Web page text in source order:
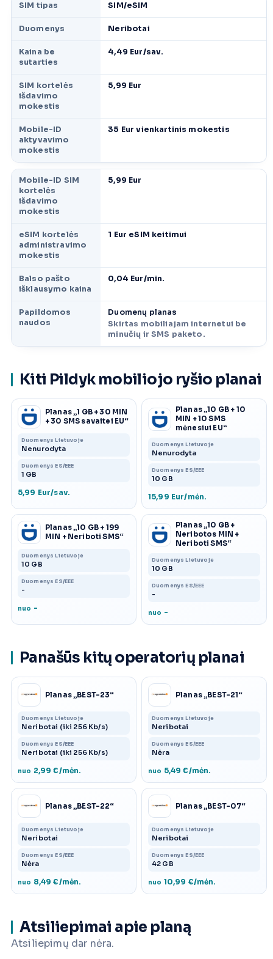
SIM tipas SIM/eSIM
Duomenys Neribotai
Kaina be
sutarties
4,49 Eur/sav.
SIM kortelės
išdavimo
mokestis
5,99 Eur
Mobile-ID
aktyvavimo
mokestis
35 Eur vienkartinis mokestis
Mobile-ID SIM
kortelės
išdavimo
mokestis
5,99 Eur
eSIM kortelės
administravimo
mokestis
1 Eur eSIM keitimui
Balso pašto
išklausymo kaina
0,04 Eur/min.
Papildomos
naudos
Duomenų planas
Skirtas mobiliajam internetui be
minučių ir SMS paketo.
Kiti Pildyk mobiliojo ryšio planai
Planas „1 GB + 30 MIN
+ 30 SMS savaitei EU“
Duomenys Lietuvoje
Nenurodyta
Duomenys ES/EEE
1 GB
5,99 Eur/sav.
Planas „10 GB + 10
MIN + 10 SMS
mėnesiui EU“
Duomenys Lietuvoje
Nenurodyta
Duomenys ES/EEE
10 GB
15,99 Eur/mėn.
Planas „10 GB + 199
MIN + Neriboti SMS“
Duomenys Lietuvoje
10 GB
Duomenys ES/EEE
-
nuo -
Planas „10 GB +
Neribotos MIN +
Neriboti SMS“
Duomenys Lietuvoje
10 GB
Duomenys ES/EEE
-
nuo -
Panašūs kitų operatorių planai
Planas „BEST-23“
Duomenys Lietuvoje
Neribotai (iki 256 Kb/s)
Duomenys ES/EEE
Neribotai (iki 256 Kb/s)
nuo 2,99 €/mėn.
Planas „BEST-21“
Duomenys Lietuvoje
Neribotai
Duomenys ES/EEE
Nėra
nuo 5,49 €/mėn.
Planas „BEST-22“
Duomenys Lietuvoje
Neribotai
Duomenys ES/EEE
Nėra
nuo 8,49 €/mėn.
Planas „BEST-07“
Duomenys Lietuvoje
Neribotai
Duomenys ES/EEE
42 GB
nuo 10,99 €/mėn.
Atsiliepimai apie planą
Atsiliepimų dar nėra.